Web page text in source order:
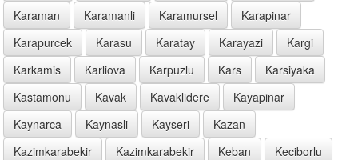
Karaman
Karamanli Karamursel
Karapinar
Karapurcek
Karasu Karatay Karayazi
Kargi
Karkamis
Karliova Karpuzlu Kars
Karsiyaka
Kastamonu
Kavak Kavaklidere
Kayapinar
Kaynarca
Kaynasli Kayseri
Kazan
Kazimkarabekir
Kazimkarabekir Keban
Keciborlu